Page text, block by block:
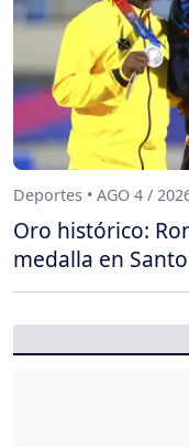
Deportes • AGO 4 /
Oro histórico:
medalla en